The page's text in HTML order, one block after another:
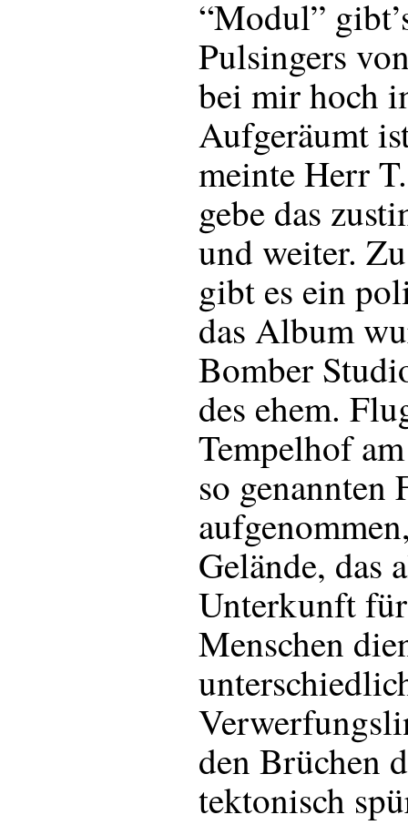
“Modul”
Pulsingers
bei mir hoch
Aufgeräumt
meinte Herr
gebe das
und weiter.
gibt es ein
das Album
Bomber
des ehem.
Tempelhof
so
Gelände, das
Unterkunft
Menschen
den Brüchen
tektonisch